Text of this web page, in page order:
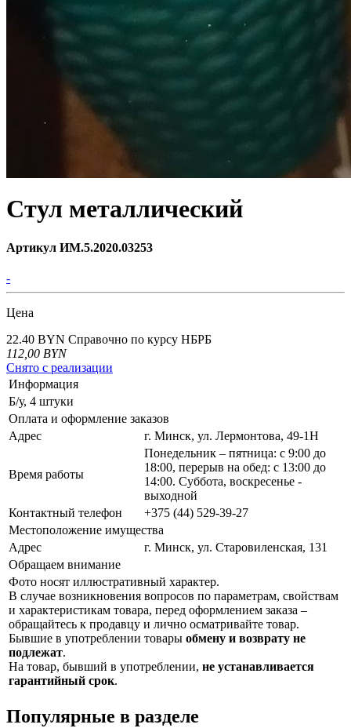
Стул металлический
Артикул ИМ.5.2020.03253
-
Цена
22.40 BYN Справочно по курсу НБРБ
112,00 BYN
Снято с реализации
Информация
Б/у, 4 штуки
Оплата и оформление заказов
Адрес
г. Минск, ул. Лермонтова, 49-1Н
Время работы
Понедельник – пятница: с 9:00 до
18:00, перерыв на обед: с 13:00 до
14:00. Суббота, воскресенье -
выходной
Контактный телефон
+375 (44) 529-39-27
Местоположение имущества
Адрес
г. Минск, ул. Старовиленская, 131
Обращаем внимание
Фото носят иллюстративный характер.
В случае возникновения вопросов по параметрам, свойствам
и характеристикам товара, перед оформлением заказа –
обращайтесь к продавцу и лично осматривайте товар.
Бывшие в употреблении товары обмену и возврату не
подлежат.
На товар, бывший в употреблении, не устанавливается
гарантийный срок.
Популярные в разделе